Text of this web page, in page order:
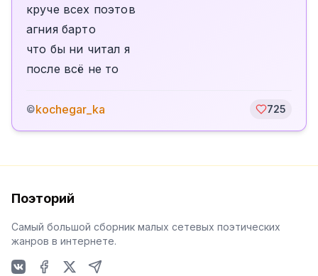
круче всех поэтов
агния барто
что бы ни читал я
после всё не то
©kochegar_ka 725
Поэторий
Самый большой сборник малых сетевых поэтических
жанров в интернете.